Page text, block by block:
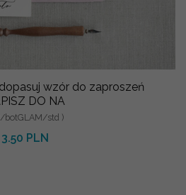
wzór do zaproszeń
DO NA
botGLAM/std )
3.50 PLN